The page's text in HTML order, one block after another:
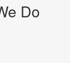
Do